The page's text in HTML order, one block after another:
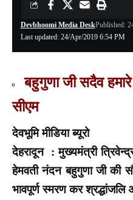
Last updated: 24/Apr/2019 6:54 PM
Devbhoomi Media DeskPublished:
बहुगुणा जी सदैव
सीएम
देवभूमि मीडिया ब्यूरो
देहरादून : मुख्यमंत्री
हेमवती नंदन बहुगुणा जी की
भावपूर्ण स्मरण कर श्रद्धांजलि